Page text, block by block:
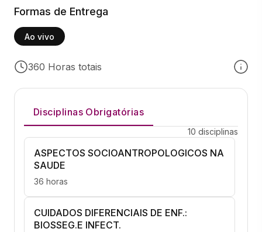
Formas de Entrega
Ao vivo
360 Horas totais
Disciplinas Obrigatórias
10 disciplinas
ASPECTOS SOCIOANTROPOLOGICOS NA
SAUDE
36 horas
CUIDADOS DIFERENCIAIS DE ENF.:
BIOSSEG.E INFECT.